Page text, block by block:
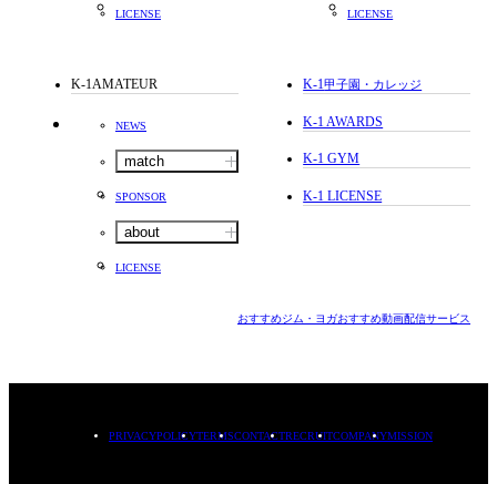
LICENSE LICENSE
K-1AMATEUR
NEWS
match
SPONSOR
about
LICENSE
K-1甲子園・カレッジ
K-1 AWARDS
K-1 GYM
K-1 LICENSE
おすすめジム・ヨガおすすめ動画配信サービス
PRIVACYPOLICYTERMSCONTACTRECRUITCOMPANYMISSION